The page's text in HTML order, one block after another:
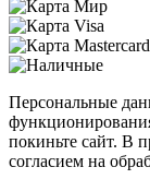
Персональные
покиньте сайт. В
согласием на